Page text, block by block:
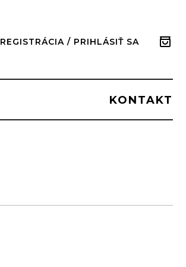
REGISTRÁCIA / PRIHLÁSIŤ SA
KONTAKT